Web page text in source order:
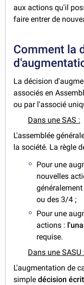
aux actions qu'il
faire entrer de
Comment la
La décision
associés en
ou par l'associé
Dans une SAS :
L'assemblée
la société. La règle
Pour une
nouvelles
ou des 3/4 ;
Pour une
actions :
requise.
Dans une SASU :
L'augmentation de
simpledécision